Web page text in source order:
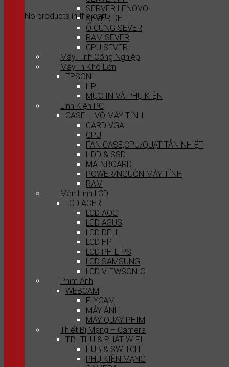
No products in the cart.
SERVER LENOVO
SEVER DELL
Ổ CỨNG SEVER
RAM SEVER
CPU SEVER
Máy Tính Công Nghiệp
Máy In Khổ Lớn
EPSON
HP
MỰC IN VÀ PHỤ KIỆN
Linh Kiện PC
CASE – VỎ MÁY TÍNH
CARD VGA
CPU
FAN CASE,CPU/QUẠT TẢN NHIỆT
HDD & SSD
MAINBOARD
POWER/NGUỒN MÁY TÍNH
RAM
Màn Hình LCD
LCD ACER
LCD AOC
LCD ASUS
LCD DELL
LCD HP
LCD PHILIPS
LCD SAMSUNG
LCD VIEWSONIC
Phim Ảnh
WEBCAM
FLYCAM
MÁY ẢNH
MÁY QUAY PHIM
Thiết Bị Mạng – Camera
T.BI THU & PHÁT WIFI
HUB & SWITCH
PHỤ KIỆN MẠNG